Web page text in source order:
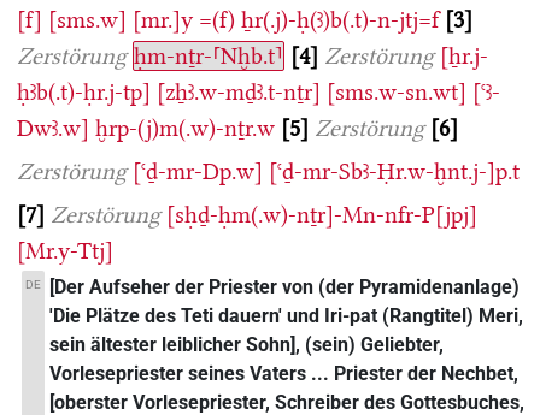
[f] [sms.w] [mr.]y =(f) ẖr(.j)-ḥ(ꜣ)b(.t)-n-jtj=f 3
Zerstörung ḥm-nṯr-⸢Nḫb.t⸣ 4 Zerstörung [ẖr.j-
ḥꜣb(.t)-ḥr.j-tp] [zẖꜣ.w-mḏꜣ.t-nṯr] [sms.w-sn.wt] [ꜥꜣ-
Dwꜣ.w] ḫrp-(j)m(.w)-nṯr.w 5 Zerstörung 6
Zerstörung [ꜥḏ-mr-Dp.w] [ꜥḏ-mr-Sbꜣ-Ḥr.w-ḫnt.j-]p.t
7 Zerstörung [sḥḏ-ḥm(.w)-nṯr]-Mn-nfr-P[jpj]
[Mr.y-Ttj]
DE
[Der Aufseher der Priester von (der Pyramidenanlage)
'Die Plätze des Teti dauern' und Iri-pat (Rangtitel) Meri,
sein ältester leiblicher Sohn], (sein) Geliebter,
Vorlesepriester seines Vaters ... Priester der Nechbet,
[oberster Vorlesepriester, Schreiber des Gottesbuches,